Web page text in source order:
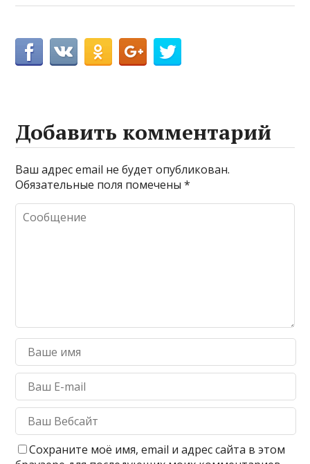
Добавить комментарий
Ваш адрес email не будет опубликован.
Обязательные поля помечены*
Сохраните моё имя, email и адрес сайта в этом